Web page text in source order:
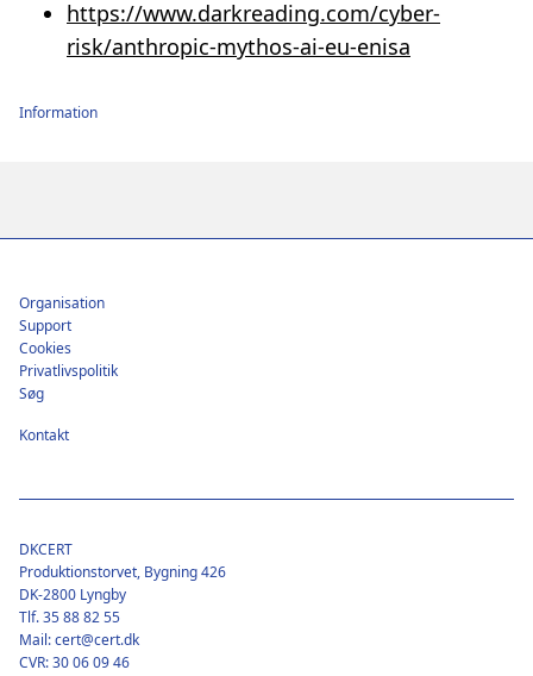
https://www.darkreading.com/cyber-
risk/anthropic-mythos-ai-eu-enisa
Information
Footer
Organisation
Support
Cookies
Privatlivspolitik
Søg
Kontakt
DKCERT
Produktionstorvet, Bygning 426
DK-2800 Lyngby
Tlf. 35 88 82 55
Mail: cert@cert.dk
CVR: 30 06 09 46